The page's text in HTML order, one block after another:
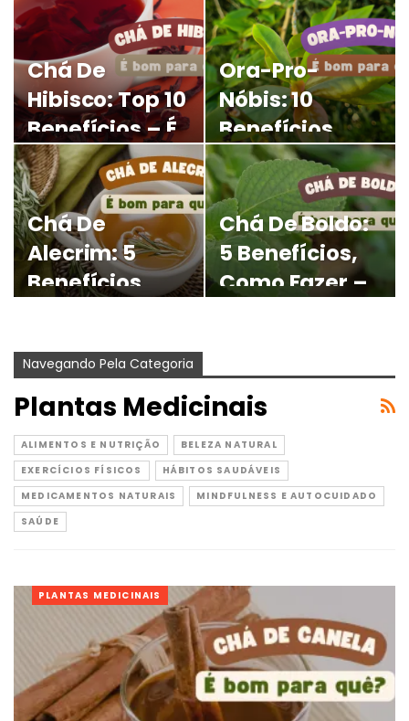
Chá De
Hibisco: Top 10
Benefícios – É
Bom Para
Quê?
Ora-Pro-
Nóbis: 10
Benefícios,
Receitas – É
Bom Para
Quê?
Chá De
Alecrim: 5
Benefícios,
Quê?
Chá De Boldo:
5 Benefícios,
Como Fazer –
Navegando Pela Categoria
Plantas Medicinais
ALIMENTOS E NUTRIÇÃO
BELEZA NATURAL
EXERCÍCIOS FÍSICOS
HÁBITOS SAUDÁVEIS
MEDICAMENTOS NATURAIS
MINDFULNESS E AUTOCUIDADO
SAÚDE
PLANTAS MEDICINAIS